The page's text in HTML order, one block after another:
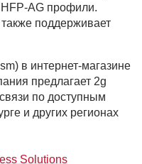
AG профили.
поддерживает
в интернет-магазине
предлагает 2g
по доступным
и других регионах
Solutions